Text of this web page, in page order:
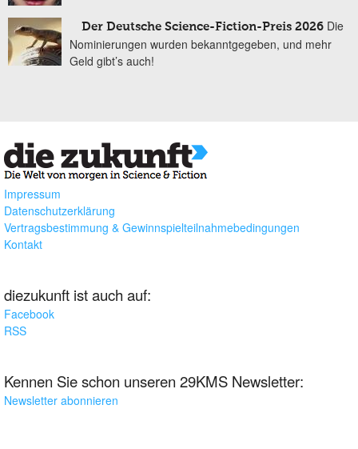
Der Deutsche Science-Fiction-Preis 2026 Die
Nominierungen wurden bekanntgegeben, und mehr
Geld gibt’s auch!
Impressum
Datenschutzerklärung
Vertragsbestimmung & Gewinnspielteilnahmebedingungen
Kontakt
diezukunft ist auch auf:
Facebook
RSS
Kennen Sie schon unseren 29KMS Newsletter:
Newsletter abonnieren